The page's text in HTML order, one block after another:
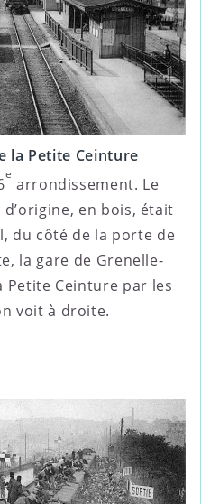
la Petite Ceinture
e
arrondissement. Le
en bois, était
du côté de la porte de
la gare de Grenelle-
Petite Ceinture par les
voit à droite.